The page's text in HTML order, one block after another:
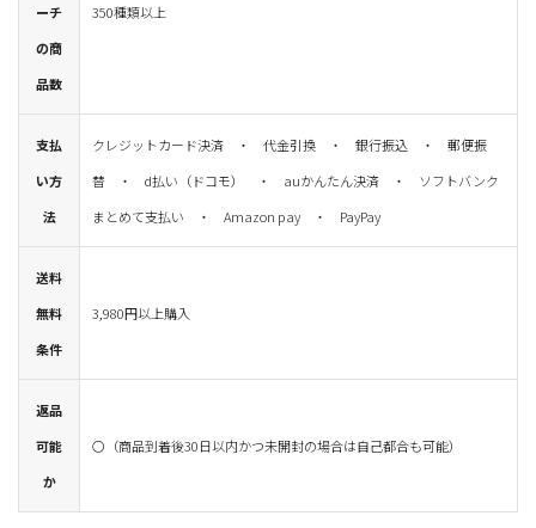
ーチ
の商
品数
350種類以上
支払
い方
法
クレジットカード決済 ・ 代金引換 ・ 銀行振込 ・ 郵便振
替 ・ d払い（ドコモ） ・ auかんたん決済 ・ ソフトバンク
まとめて支払い ・ Amazon pay ・ PayPay
送料
無料
条件
3,980円以上購入
返品
可能
か
〇（商品到着後30日以内かつ未開封の場合は自己都合も可能）